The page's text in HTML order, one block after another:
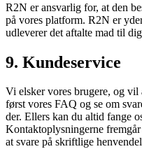
R2N er ansvarlig for, at den
på vores platform. R2N er
udleverer det aftalte mad til
9. Kundeservice
Vi elsker vores brugere, og
først vores FAQ og se om
der. Ellers kan du altid fange
Kontaktoplysningerne
at svare på skriftlige